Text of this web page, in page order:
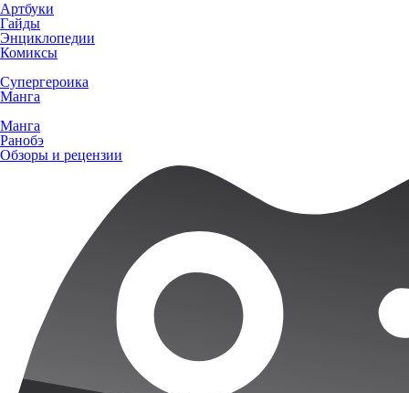
Артбуки
Гайды
Энциклопедии
Комиксы
Супергероика
Манга
Манга
Ранобэ
Обзоры и рецензии